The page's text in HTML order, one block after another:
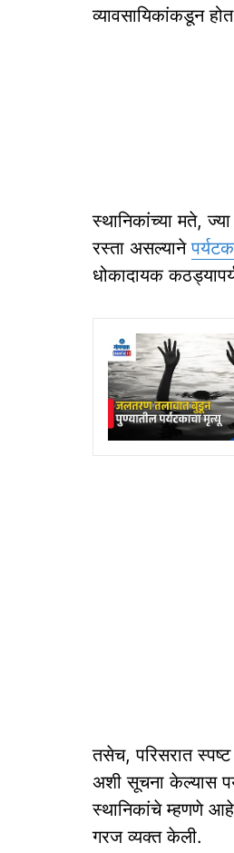
व्यावसायिकांकडून
स्थानिकांच्या मते,
रस्ता असल्यानेपर्यटक
धोकादायक
तसेच, परिसरात
अशी सूचना केल्यास
स्थानिकांचे म्हणणे आहे.
गरज व्यक्त केली.